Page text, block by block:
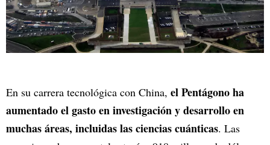
En su carrera tecnológica con China, el Pentágono ha
aumentado el gasto en investigación y desarrollo en
muchas áreas, incluidas las ciencias cuánticas. Las